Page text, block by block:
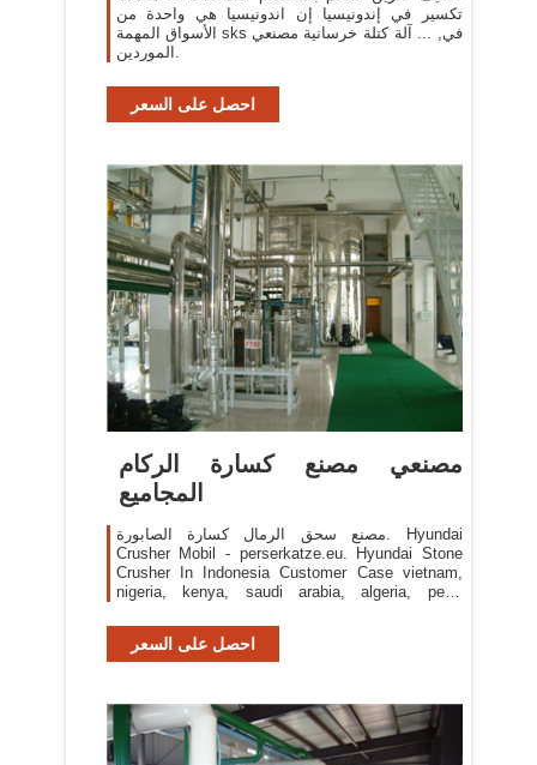
تكسير في إندونيسيا إن اندونيسيا هي واحدة من
الأسواق المهمة sks في, ... آلة كتلة خرسانية مصنعي
الموردين.
احصل على السعر
مصنعي مصنع كسارة الركام
المجاميع
مصنع سحق الرمال كسارة الصابورة. Hyundai
Crusher Mobil - perserkatze.eu. Hyundai Stone
Crusher In Indonesia Customer Case vietnam,
nigeria, kenya, saudi arabia, algeria, peru,
crushercrusher,stone crusher,jaw crusher,mobile
crusher,cone crusher and all kinds of crushing
احصل على السعر